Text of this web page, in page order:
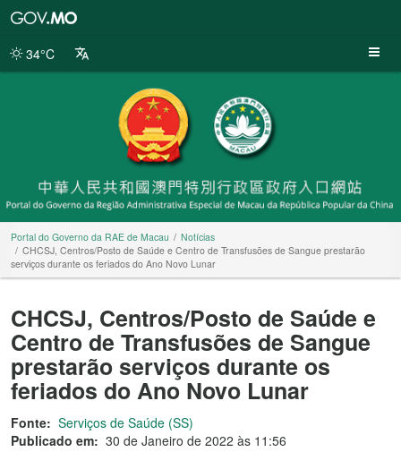
da
34°C
Portal do Governo da RAE de Macau
Notícias
CHCSJ, Centros/Posto de Saúde e Centro de Transfusões de Sangue prestarão
serviços durante os feriados do Ano Novo Lunar
CHCSJ, Centros/Posto de Saúde e
Centro de Transfusões de Sangue
prestarão serviços durante os
feriados do Ano Novo Lunar
Fonte: Serviços de Saúde (SS)
Publicado em: 30 de Janeiro de 2022 às 11:56